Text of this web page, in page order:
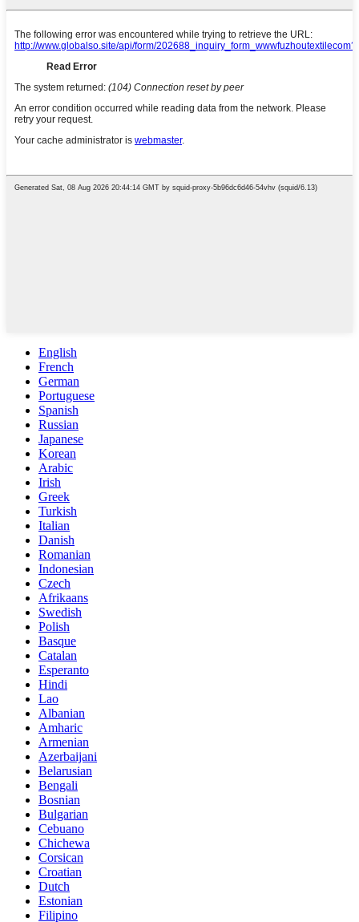
English
French
German
Portuguese
Spanish
Russian
Japanese
Korean
Arabic
Irish
Greek
Turkish
Italian
Danish
Romanian
Indonesian
Czech
Afrikaans
Swedish
Polish
Basque
Catalan
Esperanto
Hindi
Lao
Albanian
Amharic
Armenian
Azerbaijani
Belarusian
Bengali
Bosnian
Bulgarian
Cebuano
Chichewa
Corsican
Croatian
Dutch
Estonian
Filipino